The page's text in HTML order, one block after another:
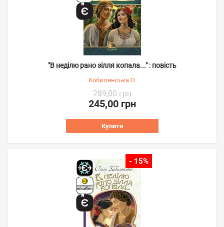
"В неділю рано зілля копала..." : повість
Кобилянська О.
289,00 грн
245,00 грн
Купити
- 15%